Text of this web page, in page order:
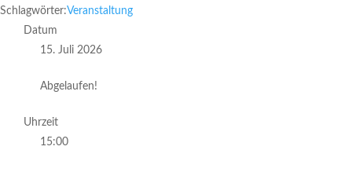
Schlagwörter:Veranstaltung
Datum
15. Juli 2026
Abgelaufen!
Uhrzeit
15:00